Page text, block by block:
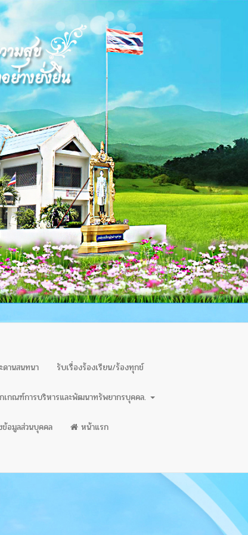
ดานสนทนา รับเรื่องร้องเรียน/ร้องทุกข์
เกณฑ์การบริหารและพัฒนาทรัพยากรบุคคล.
อมูลส่วนบุคคล หน้าแรก